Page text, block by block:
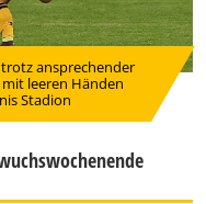
ansprechender
mit leeren Händen
Stadion